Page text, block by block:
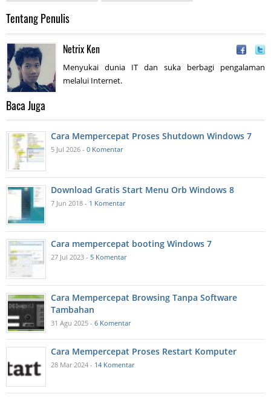
Tentang Penulis
Netrix Ken
Menyukai dunia IT dan suka berbagi pengalaman
melalui Internet.
Baca Juga
Cara Mempercepat Proses Shutdown Windows 7
5 Jul 2026 - 0 Komentar
Download Gratis Start Menu Orb Windows 8
7 Jun 2018 - 1 Komentar
Cara mempercepat booting Windows 7
27 Jul 2023 - 5 Komentar
Cara Mempercepat Browsing Tanpa Software
Tambahan
31 Agu 2025 - 6 Komentar
Cara Mempercepat Proses Restart Komputer
28 Mar 2024 - 14 Komentar